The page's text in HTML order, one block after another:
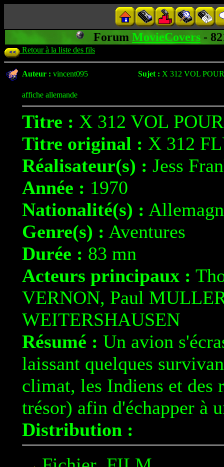
Forum MovieCovers -
Retour à la liste des fils
Auteur : vincent095 Sujet : X 312 VOL
affiche allemande
Titre : X 312 VOL
Titre original : X 312
Réalisateur(s) : Jess
Année : 1970
Nationalité(s) :
Genre(s) : Aventures
Durée : 83 mn
Acteurs principaux :
VERNON, Paul
WEITERSHAUSEN
Résumé : Un avion
laissant quelques
climat, les Indiens et des
trésor) afin d'échapper à
Distribution :